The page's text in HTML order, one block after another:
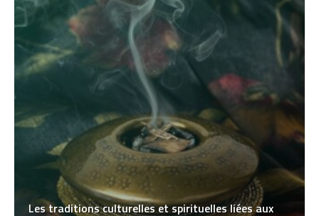
Les traditions culturelles et spirituelles liées aux